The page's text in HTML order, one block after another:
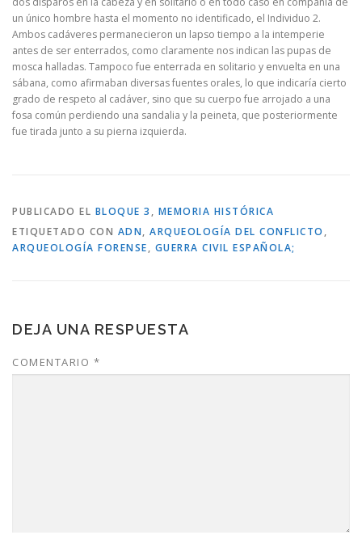
un único hombre hasta el momento no identificado, el Individuo 2.
Ambos cadáveres permanecieron un lapso tiempo a la intemperie
antes de ser enterrados, como claramente nos indican las pupas de
mosca halladas. Tampoco fue enterrada en solitario y envuelta en una
sábana, como afirmaban diversas fuentes orales, lo que indicaría cierto
grado de respeto al cadáver, sino que su cuerpo fue arrojado a una
fosa común perdiendo una sandalia y la peineta, que posteriormente
fue tirada junto a su pierna izquierda.
PUBLICADO EL BLOQUE 3 , MEMORIA HISTÓRICA
ETIQUETADO CON ADN, ARQUEOLOGÍA DEL CONFLICTO ,
ARQUEOLOGÍA FORENSE, GUERRA CIVIL ESPAÑOLA;
DEJA UNA RESPUESTA
COMENTARIO *